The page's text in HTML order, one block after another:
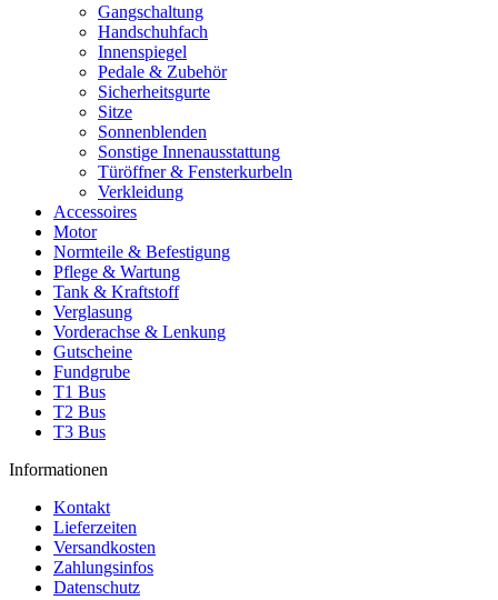
Gangschaltung
Handschuhfach
Innenspiegel
Pedale & Zubehör
Sicherheitsgurte
Sitze
Sonnenblenden
Sonstige Innenausstattung
Türöffner & Fensterkurbeln
Verkleidung
Accessoires
Motor
Normteile & Befestigung
Pflege & Wartung
Tank & Kraftstoff
Verglasung
Vorderachse & Lenkung
Gutscheine
Fundgrube
T1 Bus
T2 Bus
T3 Bus
Informationen
Kontakt
Lieferzeiten
Versandkosten
Zahlungsinfos
Datenschutz